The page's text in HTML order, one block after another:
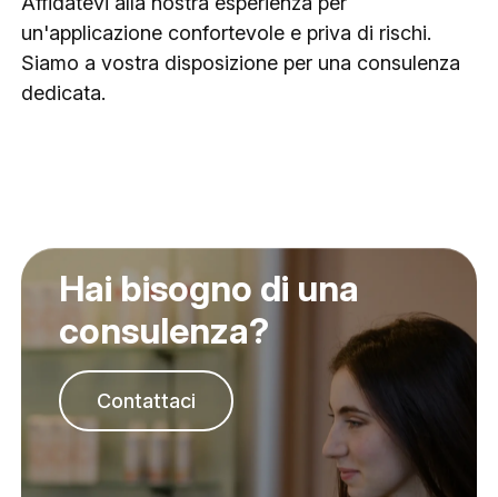
un'applicazione confortevole e priva di rischi.
Siamo a vostra disposizione per una consulenza
dedicata.
Hai bisogno di una
consulenza?
Contattaci